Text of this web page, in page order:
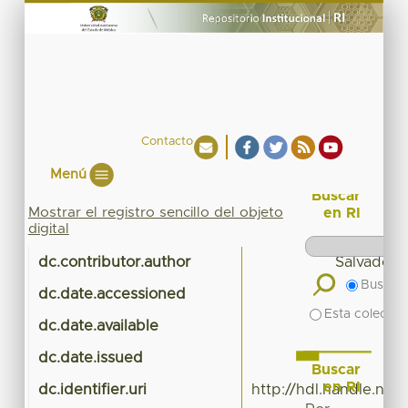
Contacto
Menú
Mostrar el registro sencillo del objeto
digital
dc.contributor.author Salvador
dc.date.accessioned
dc.date.available
dc.date.issued
dc.identifier.uri http://hdl.handle.net/
Buscar
en RI
Buscar
Esta
Buscar
en RI